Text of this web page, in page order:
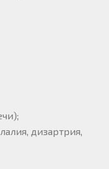
дизартрия,